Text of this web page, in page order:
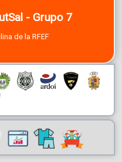
- Grupo 7
de la RFEF